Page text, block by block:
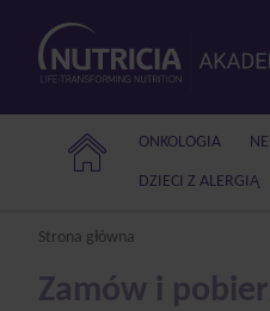
ONKOLOGIA
DZIECI Z ALERGIĄ
Strona główna
Zamów i